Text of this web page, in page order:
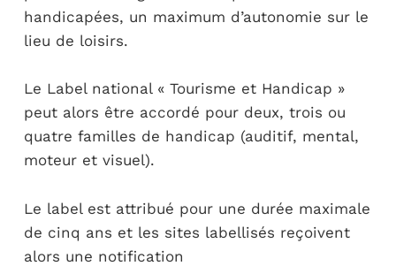
handicapées, un maximum d’autonomie sur le
lieu de loisirs.
Le Label national « Tourisme et Handicap »
peut alors être accordé pour deux, trois ou
quatre familles de handicap (auditif, mental,
moteur et visuel).
Le label est attribué pour une durée maximale
de cinq ans et les sites labellisés reçoivent
alors une notification